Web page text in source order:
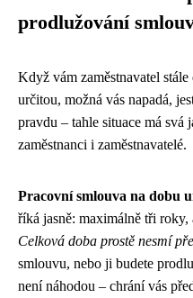
prodlužování
Když vám zaměstnavatel
určitou, možná vás napadá,
pravdu – tahle situace má svá
zaměstnanci i zaměstnavatelé.
Pracovní smlouva na dobu
říká jasně: maximálně tři
Celková doba prostě nesmí
smlouvu, nebo ji budete
není náhodou – chrání vás